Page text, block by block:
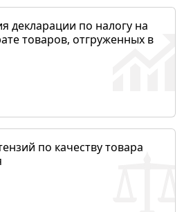
декларации по налогу на
товаров, отгруженных в
по качеству товара